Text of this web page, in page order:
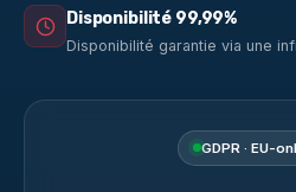
Disponibilité 99,99%
Disponibilité garantie via une
GDPR · EU-